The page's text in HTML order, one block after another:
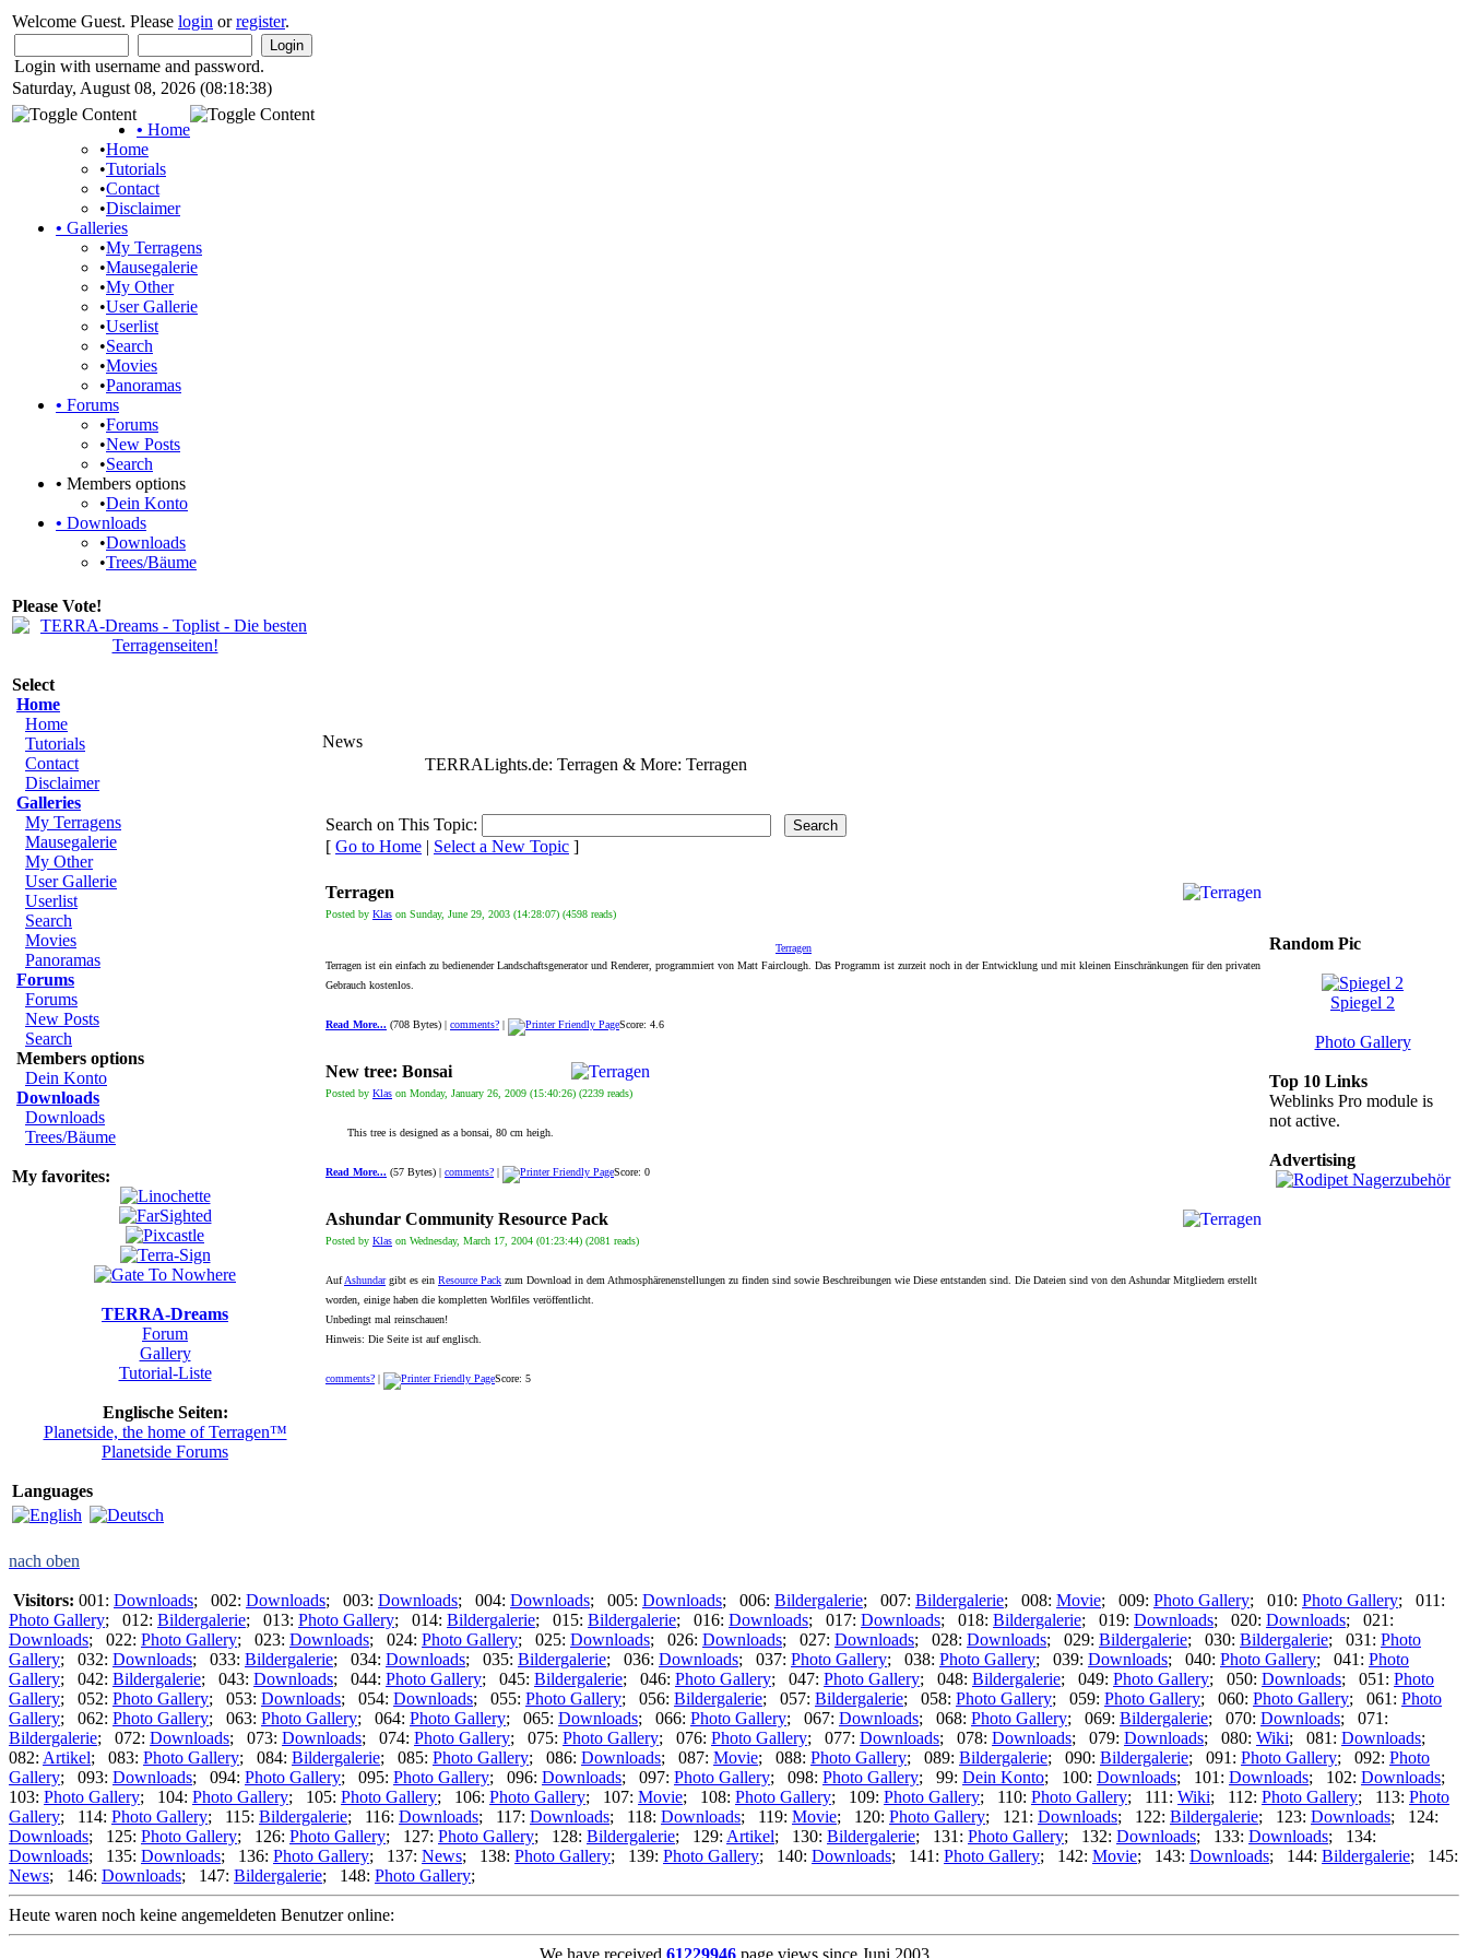
Welcome Guest. Please login orregister.
Login with username and password.
Saturday, August 08, 2026 (08:18:38)
• Home
•Home
•Tutorials
•Contact
•Disclaimer
• Galleries
•My Terragens
•Mausegalerie
•My Other
•User Gallerie
•Userlist
•Search
•Movies
•Panoramas
• Forums
•Forums
•New Posts
•Search
• Members options
•Dein Konto
• Downloads
•Downloads
•Trees/Bäume
Please Vote!
Select
Home
Home
Tutorials
Contact
Disclaimer
Galleries
My Terragens
Mausegalerie
My Other
User Gallerie
Userlist
Search
Movies
Panoramas
Forums
Forums
New Posts
Search
Members options
Dein Konto
Downloads
Downloads
Trees/Bäume
My favorites:
TERRA-Dreams
Forum
Gallery
Tutorial-Liste
Englische Seiten:
Planetside, the home of Terragen™
Planetside Forums
Languages
News
TERRALights.de: Terragen & More: Terragen
Search on This Topic:
[ Go to Home | Select a New Topic ]
Terragen
Posted by Klas on Sunday, June 29, 2003 (14:28:07) (4598 reads)
Terragen
Terragen ist ein einfach zu bedienender Landschaftsgenerator und Renderer, programmiert von Matt Fairclough. Das Programm ist zurzeit noch in der Entwicklung und mit kleinen Einschränkungen für den privaten
Gebrauch kostenlos.
Read More... (708 Bytes) | comments? | Score: 4.6
New tree: Bonsai
Posted by Klas on Monday, January 26, 2009 (15:40:26) (2239 reads)
This tree is designed as a bonsai, 80 cm heigh.
Read More... (57 Bytes) | comments? | Score: 0
Ashundar Community Resource Pack
Posted by Klas on Wednesday, March 17, 2004 (01:23:44) (2081 reads)
AufAshundargibt es ein Resource Pack zum Download in dem Athmosphärenenstellungen zu finden sind sowie Beschreibungen wie Diese entstanden sind. Die Dateien sind von den Ashundar Mitgliedern erstellt
worden, einige haben die kompletten Worlfiles veröffentlicht.
Unbedingt mal reinschauen!
Hinweis: Die Seite ist auf englisch.
comments? | Score: 5
Random Pic
Spiegel 2
Photo Gallery
Top 10 Links
Weblinks Pro module is
not active.
Advertising
nach oben
Visitors: 001: Downloads; 002: Downloads; 003: Downloads; 004: Downloads; 005: Downloads; 006: Bildergalerie; 007: Bildergalerie; 008: Movie; 009: Photo Gallery; 010: Photo Gallery; 011:
Photo Gallery; 012: Bildergalerie; 013: Photo Gallery; 014: Bildergalerie; 015: Bildergalerie; 016: Downloads; 017: Downloads; 018: Bildergalerie; 019: Downloads; 020: Downloads; 021:
Downloads; 022: Photo Gallery; 023: Downloads; 024: Photo Gallery; 025: Downloads; 026: Downloads; 027: Downloads; 028: Downloads; 029: Bildergalerie; 030: Bildergalerie; 031: Photo
Gallery; 032: Downloads; 033: Bildergalerie; 034: Downloads; 035: Bildergalerie; 036: Downloads; 037: Photo Gallery; 038: Photo Gallery; 039: Downloads; 040: Photo Gallery; 041: Photo
Gallery; 042: Bildergalerie; 043: Downloads; 044: Photo Gallery; 045: Bildergalerie; 046: Photo Gallery; 047: Photo Gallery; 048: Bildergalerie; 049: Photo Gallery; 050: Downloads; 051: Photo
Gallery; 052: Photo Gallery; 053: Downloads; 054: Downloads; 055: Photo Gallery; 056: Bildergalerie; 057: Bildergalerie; 058: Photo Gallery; 059: Photo Gallery; 060: Photo Gallery; 061: Photo
Gallery; 062: Photo Gallery; 063: Photo Gallery; 064: Photo Gallery; 065: Downloads; 066: Photo Gallery; 067: Downloads; 068: Photo Gallery; 069: Bildergalerie; 070: Downloads; 071:
Bildergalerie; 072: Downloads; 073: Downloads; 074: Photo Gallery; 075: Photo Gallery; 076: Photo Gallery; 077: Downloads; 078: Downloads; 079: Downloads; 080: Wiki; 081: Downloads;
082: Artikel; 083: Photo Gallery; 084: Bildergalerie; 085: Photo Gallery; 086: Downloads; 087: Movie; 088: Photo Gallery; 089: Bildergalerie; 090: Bildergalerie; 091: Photo Gallery; 092: Photo
Gallery; 093: Downloads; 094: Photo Gallery; 095: Photo Gallery; 096: Downloads; 097: Photo Gallery; 098: Photo Gallery; 99: Dein Konto; 100: Downloads; 101: Downloads; 102: Downloads;
103: Photo Gallery; 104: Photo Gallery; 105: Photo Gallery; 106: Photo Gallery; 107: Movie; 108: Photo Gallery; 109: Photo Gallery; 110: Photo Gallery; 111: Wiki; 112: Photo Gallery; 113: Photo
Gallery; 114: Photo Gallery; 115: Bildergalerie; 116: Downloads; 117: Downloads; 118: Downloads; 119: Movie; 120: Photo Gallery; 121: Downloads; 122: Bildergalerie; 123: Downloads; 124:
Downloads; 125: Photo Gallery; 126: Photo Gallery; 127: Photo Gallery; 128: Bildergalerie; 129: Artikel; 130: Bildergalerie; 131: Photo Gallery; 132: Downloads; 133: Downloads; 134:
Downloads; 135: Downloads; 136: Photo Gallery; 137: News; 138: Photo Gallery; 139: Photo Gallery; 140: Downloads; 141: Photo Gallery; 142: Movie; 143: Downloads; 144: Bildergalerie; 145:
News; 146: Downloads; 147: Bildergalerie; 148: Photo Gallery;
Heute waren noch keine angemeldeten Benutzer online:
We have received 61229946page views since Juni 2003